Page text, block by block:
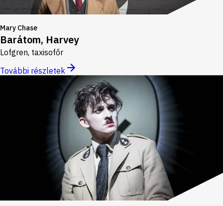
Mary Chase
Barátom, Harvey
Lofgren, taxisofőr
További részletek